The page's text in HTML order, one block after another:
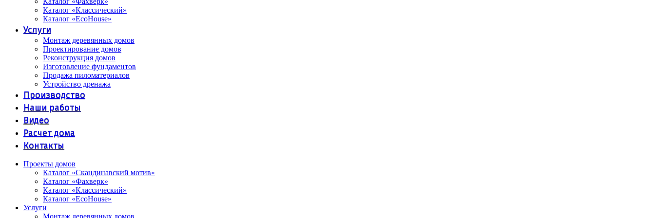
Каталог «Классический»
Каталог «EcoHouse»
Услуги
Монтаж деревянных домов
Проектирование домов
Реконструкция домов
Изготовление фундаментов
Продажа пиломатериалов
Устройство дренажа
Производство
Наши работы
Видео
Расчет дома
Контакты
Проекты домов
Каталог «Скандинавский мотив»
Каталог «Фахверк»
Каталог «Классический»
Каталог «EcoHouse»
Услуги
Монтаж деревянных домов